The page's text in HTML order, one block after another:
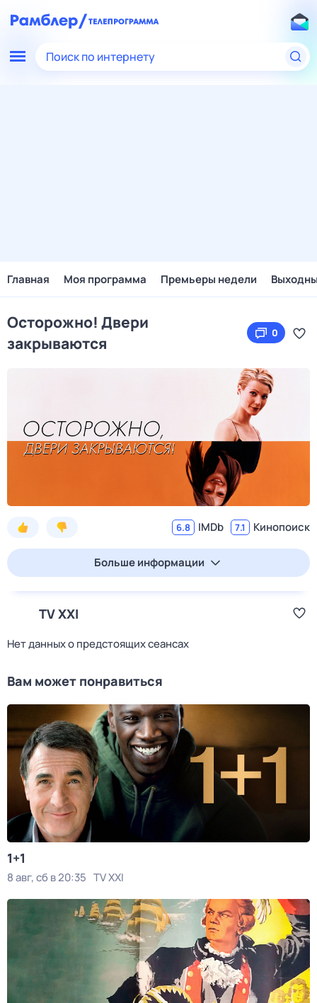
Поиск по интернету
Главная Моя программа Премьеры недели
Осторожно! Двери
закрываются
0
6.8 IMDb 7.1 Кинопоиск
Больше информации
TV XXI
Нет данных о предстоящих сеансах
Вам может понравиться
1+1
8 авг, сб в 20:35 TV XXI